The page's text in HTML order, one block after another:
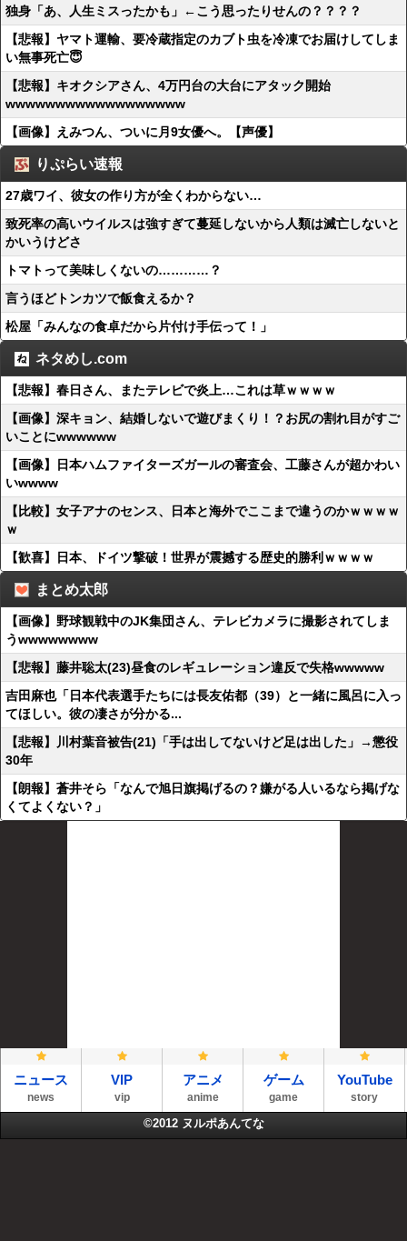
独身「あ、人生ミスったかも」←こう思ったりせんの？？？？
【悲報】ヤマト運輸、要冷蔵指定のカブト虫を冷凍でお届けしてしま
い無事死亡😇
【悲報】キオクシアさん、4万円台の大台にアタック開始
wwwwwwwwwwwwwwwwww
【画像】えみつん、ついに月9女優へ。【声優】
りぷらい速報
27歳ワイ、彼女の作り方が全くわからない…
致死率の高いウイルスは強すぎて蔓延しないから人類は滅亡しないと
かいうけどさ
トマトって美味しくないの…………？
言うほどトンカツで飯食えるか？
松屋「みんなの食卓だから片付け手伝って！」
ネタめし.com
【悲報】春日さん、またテレビで炎上…これは草ｗｗｗｗ
【画像】深キョン、結婚しないで遊びまくり！？お尻の割れ目がすご
いことにwwwwww
【画像】日本ハムファイターズガールの審査会、工藤さんが超かわい
いwwww
【比較】女子アナのセンス、日本と海外でここまで違うのかｗｗｗｗ
ｗ
【歓喜】日本、ドイツ撃破！世界が震撼する歴史的勝利ｗｗｗｗ
まとめ太郎
【画像】野球観戦中のJK集団さん、テレビカメラに撮影されてしま
うwwwwwwww
【悲報】藤井聡太(23)昼食のレギュレーション違反で失格wwwww
吉田麻也「日本代表選手たちには長友佑都（39）と一緒に風呂に入っ
てほしい。彼の凄さが分かる...
【悲報】川村葉音被告(21)「手は出してないけど足は出した」→懲役
30年
【朗報】蒼井そら「なんで旭日旗掲げるの？嫌がる人いるなら掲げな
くてよくない？」
ニュース
news
VIP
vip
アニメ
anime
ゲーム
game
YouTube
story
©2012 ヌルポあんてな